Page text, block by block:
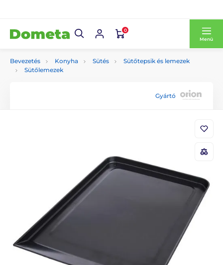
0
Menü
Bevezetés Konyha Sütés
Sütőtepsik és lemezek
Sütőlemezek
Gyártó